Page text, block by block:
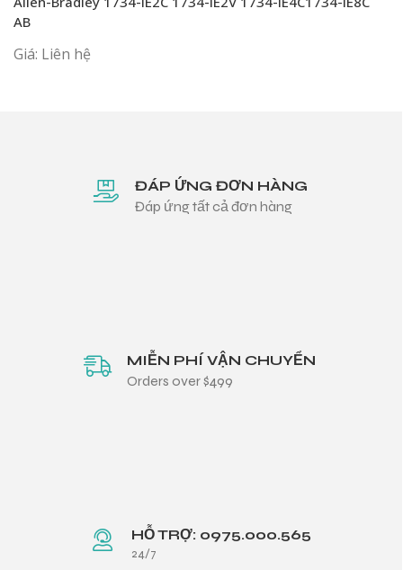
AB
Giá: Liên hệ
ĐÁP ỨNG ĐƠN HÀNG
Đáp ứng tất cả đơn hàng
MIỄN PHÍ VẬN CHUYỂN
Orders over $499
HỖ TRỢ: 0975.000.565
24/7